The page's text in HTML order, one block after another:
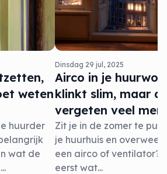
weten
huurder
wat de
Dinsdag 29 jul, 2025
Airco in je
klinkt slim, maar
vergeten veel
Zit je in de zomer te
je huurhuis en
een airco of ventilator?
eerst wat...